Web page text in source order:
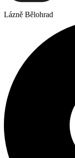
Lázně Bělohrad